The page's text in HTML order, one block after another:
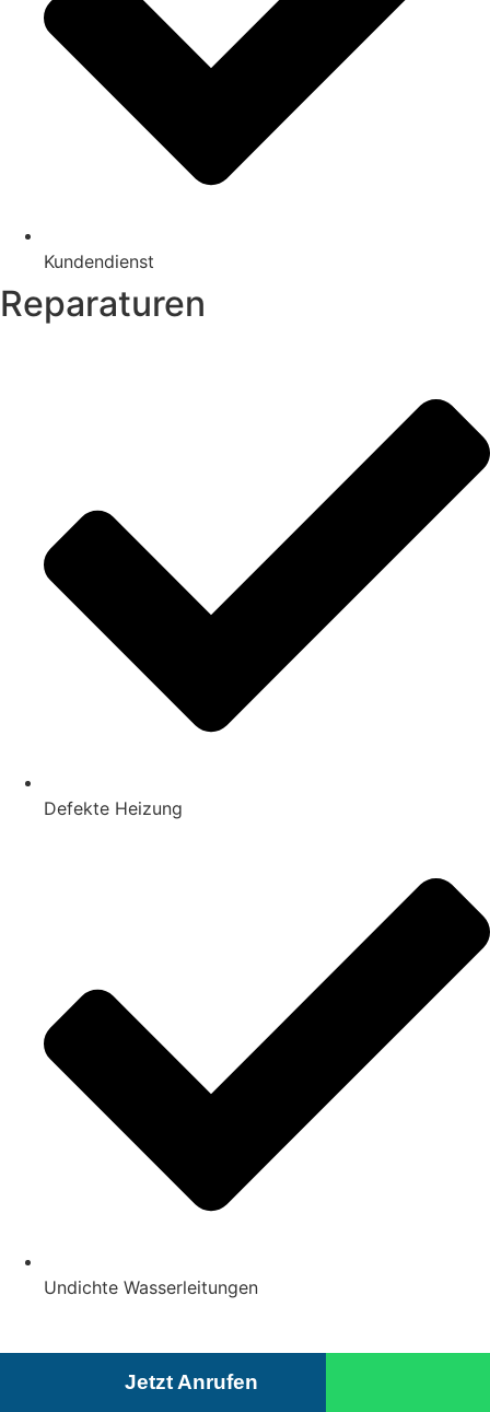
Kundendienst
Reparaturen
Defekte Heizung
Undichte Wasserleitungen
Jetzt Anrufen